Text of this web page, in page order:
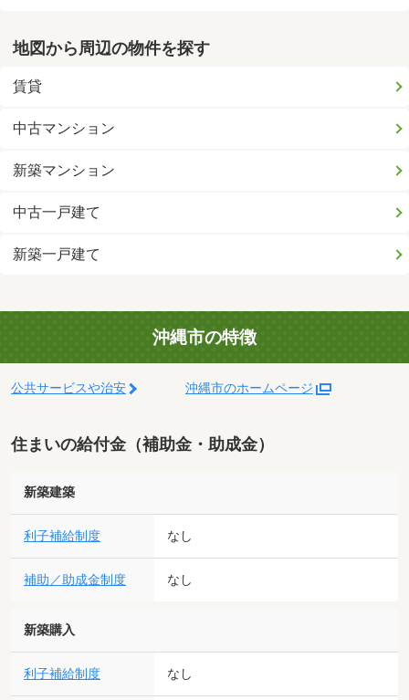
地図から周辺の物件を探す
賃貸
中古マンション
新築マンション
中古一戸建て
新築一戸建て
沖縄市の特徴
公共サービスや治安 沖縄市のホームページ
住まいの給付金（補助金・助成金）
新築建築
利子補給制度 なし
補助／助成金制度 なし
新築購入
利子補給制度 なし